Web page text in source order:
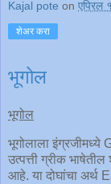
Kajal pote on एप्रिल
शेअर करा
भूगोल
भूगोल
भूगोलाला इंग्रजीमध्ये
उत्पत्ती ग्रीक
आहे. या दोघांचा अर्थ